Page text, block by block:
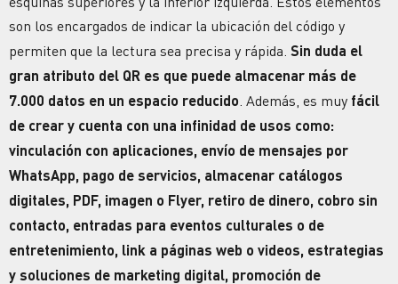
son los encargados de indicar la ubicación del código y
permiten que la lectura sea precisa y rápida. Sin duda el
gran atributo del QR es que puede almacenar más de
7.000 datos en un espacio reducido . Además, es muy fácil
de crear y cuenta con una infinidad de usos como:
vinculación con aplicaciones, envío de mensajes por
WhatsApp, pago de servicios, almacenar catálogos
digitales, PDF, imagen o Flyer, retiro de dinero, cobro sin
contacto, entradas para eventos culturales o de
entretenimiento, link a páginas web o videos, estrategias
y soluciones de marketing digital promoción de